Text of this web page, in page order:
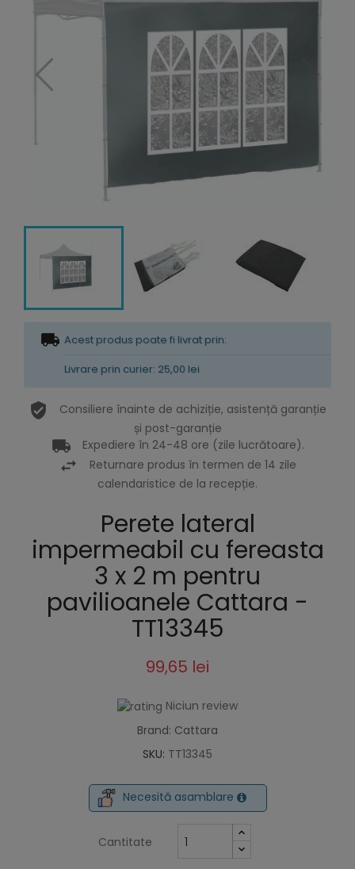
Acest produs poate fi livrat prin:
Livrare prin curier: 25,00 lei
Consiliere înainte de achiziție, asistență garanție
și post-garanție
Expediere în 24-48 ore (zile lucrătoare).
Returnare produs în termen de 14 zile
calendaristice de la recepție.
Perete lateral
impermeabil cu fereasta
3 x 2 m pentru
pavilioanele Cattara -
TT13345
99,65 lei
Niciun review
Brand: Cattara
SKU: TT13345
Necesită asamblare
Cantitate